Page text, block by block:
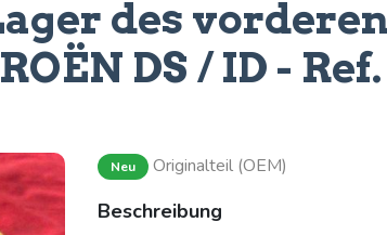
des
DS / ID - Ref.
Neu Originalteil (OEM)
Beschreibung